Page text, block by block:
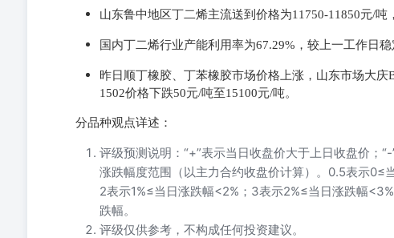
山东鲁中地区丁二烯主流送到价格为11750-11850元/吨
国内丁二烯行业产能利用率为67.29%，较上一工作日稳
昨日顺丁橡胶、丁苯橡胶市场价格上涨，山东市场大
1502价格下跌50元/吨至15100元/吨。
分品种观点详述：
评级预测说明：“+”表示当日收盘价大于上日收盘价；
涨跌幅度范围（以主力合约收盘价计算）。0.5表示0≤
2表示1%≤当日涨跌幅<2%；3表示2%≤当日涨跌幅
跌幅。
评级仅供参考，不构成任何投资建议。